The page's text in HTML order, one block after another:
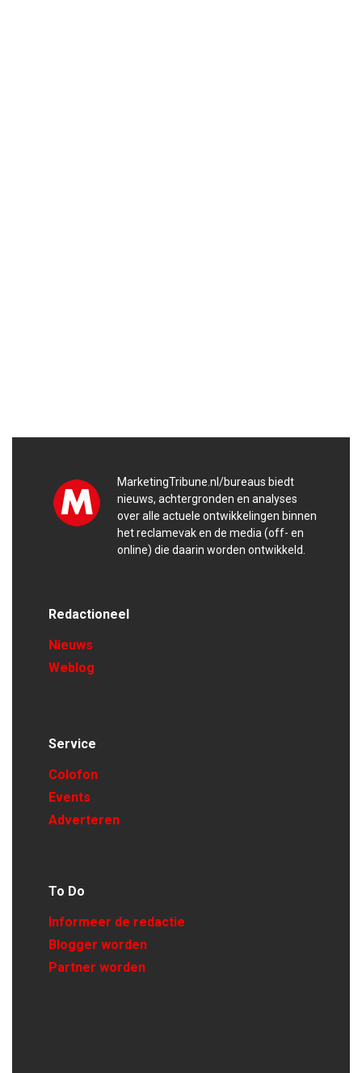
MarketingTribune.nl/bureaus biedt
nieuws, achtergronden en analyses
over alle actuele ontwikkelingen binnen
het reclamevak en de media (off- en
online) die daarin worden ontwikkeld.
Redactioneel
Nieuws
Weblog
Service
Colofon
Events
Adverteren
To Do
Informeer de redactie
Blogger worden
Partner worden